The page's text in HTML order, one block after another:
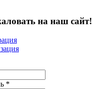
на наш сайт!
*